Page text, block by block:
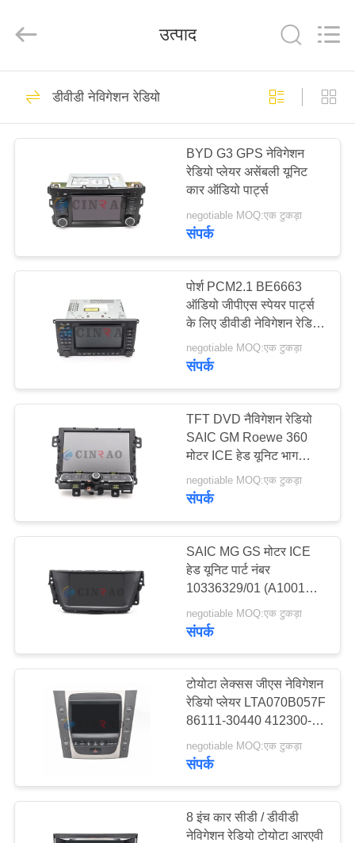
उत्पादों
वीआर
दिखाएँ
हमारे
भ्रमण
गुणवत्ता
नियंत्रण
संपर्क
समाचार
एक
उद्धरण
साइटमैप
Ltd..
Developed
एलसीडी कार पैनल
157
कार एलसीडी मॉड्यूल
304
ऑटोमोटिव एलसीडी
डिस्प्ले
34
एलसीडी स्क्रीन पैनल
186
जीपीएस एलसीडी स्क्रीन
उत्पाद
डीवीडी नेविगेशन रेडियो
BYD G3 GPS नेविगेशन
रेडियो प्लेयर असेंबली यूनिट
कार ऑडियो पार्ट्स
negotiable MOQ:एक टुकड़ा
संपर्क
पोर्श PCM2.1 BE6663
ऑडियो जीपीएस स्पेयर पार्ट्स
के लिए डीवीडी नेविगेशन रेडियो
प्लेयर
negotiable MOQ:एक टुकड़ा
संपर्क
TFT DVD नैविगेशन रेडियो
SAIC GM Roewe 360 ​​
मोटर ICE हेड यूनिट भाग
संख्या 10314480
negotiable MOQ:एक टुकड़ा
संपर्क
SAIC MG GS मोटर ICE
हेड यूनिट पार्ट नंबर
10336329/01 (A1001R)
कार जीपीएस नेविगेशन के लिए
negotiable MOQ:एक टुकड़ा
संपर्क
टोयोटा लेक्सस जीएस नेविगेशन
रेडियो प्लेयर LTA070B057F
86111-30440 412300-
0422
negotiable MOQ:एक टुकड़ा
संपर्क
8 इंच कार सीडी / डीवीडी
नेविगेशन रेडियो टोयोटा आरएवी